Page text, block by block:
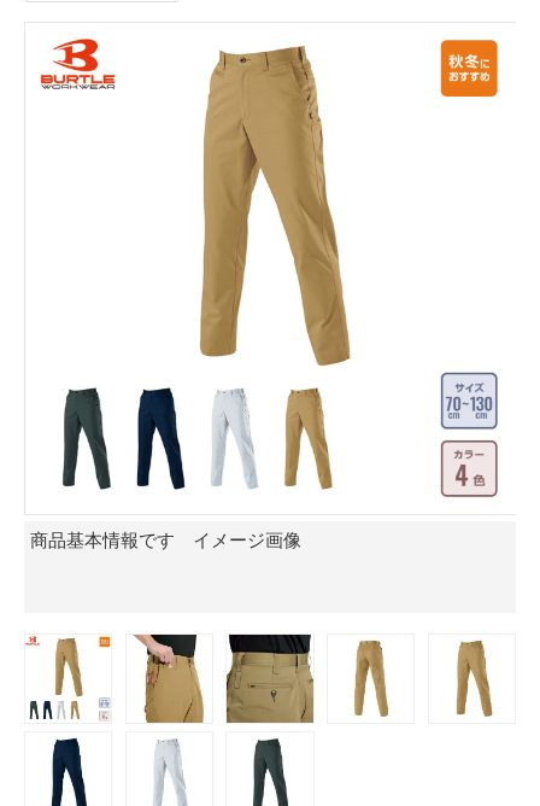
商品基本情報です イメージ画像